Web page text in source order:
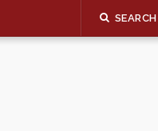
SEARCH